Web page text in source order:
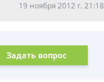
19 ноября 2012 г. 21:18
Задать вопрос